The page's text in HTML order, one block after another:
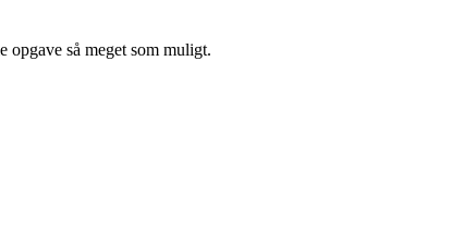
så meget som muligt.